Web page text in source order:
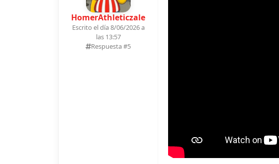
HomerAthleticzale
Escrito el día 8/06/2026 a
las 13:57
Respuesta #5